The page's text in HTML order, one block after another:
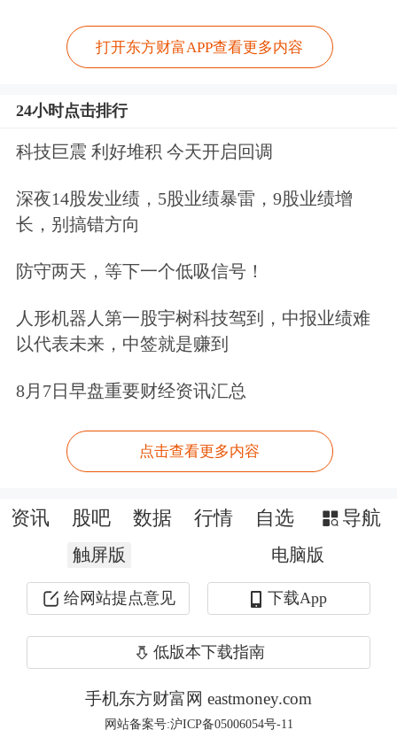
预案上限合计超1000亿元
与此同时，今年以来共有237家上市公
购、要约回购），其中京东方A、新开
布两份股份回购预案。
以披露的拟回购金额上限统计，上市公
团、
五粮液 、格力电器
拟回购金额在
100亿元及以上，
京东方A、顺丰控
股、 海尔智家拟回购金额居前，分别为
73亿元、60亿元、60亿元。
打开东方财富APP查看更多内容
24小时点击排行
科技巨震 利好堆积 今天开启回调
深夜14股发业绩，5股业绩暴雷，9股业绩增
长，别搞错方向
防守两天，等下一个低吸信号！
人形机器人第一股宇树科技驾到，中报业绩难
以代表未来，中签就是赚到
8月7日早盘重要财经资讯汇总
点击查看更多内容
资讯 股吧 数据 行情 自选 导航
触屏版 电脑版
给网站提点意见 下载App
低版本下载指南
手机东方财富网 eastmoney.com
网站备案号:沪ICP备05006054号-11